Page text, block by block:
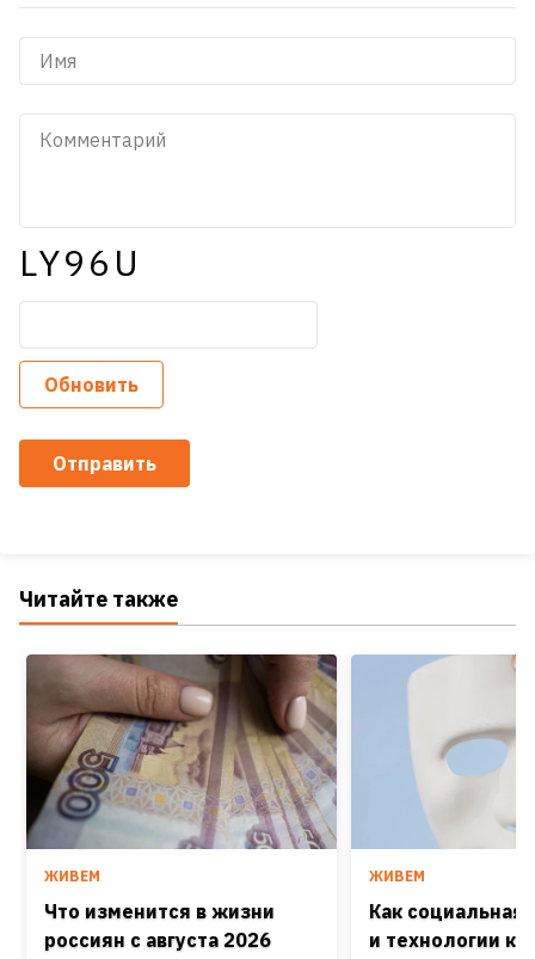
LY96U
Обновить
Отправить
Читайте также
ЖИВЕМ
Что изменится в жизни
россиян с августа 2026
ЖИВЕМ
Как
и технологии